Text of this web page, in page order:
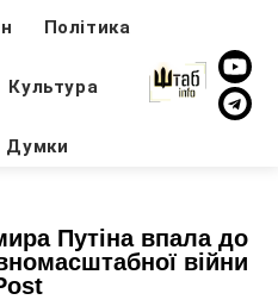
Політика
Культура
Думки
Путіна впала до
війни